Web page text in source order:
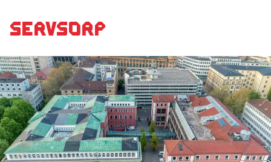
ServSorp